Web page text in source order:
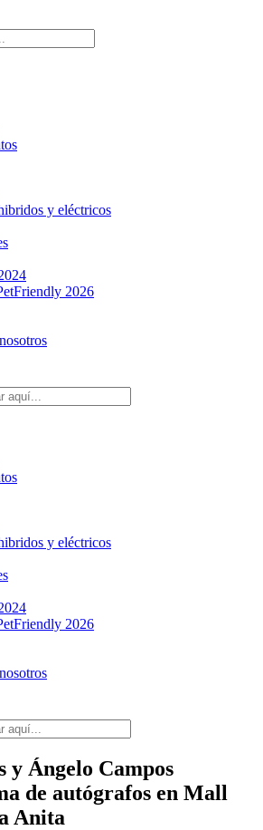
y eléctricos
2026
y eléctricos
2026
y Ángelo Campos
de autógrafos en Mall
Anita